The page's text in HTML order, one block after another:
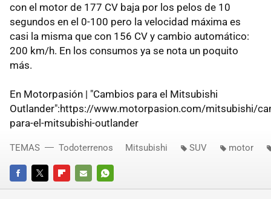
con el motor de 177 CV baja por los pelos de 10
segundos en el 0-100 pero la velocidad máxima es
casi la misma que con 156 CV y cambio automático:
200 km/h. En los consumos ya se nota un poquito
más.
En Motorpasión | "Cambios para el Mitsubishi
Outlander":https://www.motorpasion.com/mitsubishi/
para-el-mitsubishi-outlander
FACEBOOKTWITTERFLIPBOARD
E-
WHATSAPP
TEMAS Todoterrenos Mitsubishi SUV motor